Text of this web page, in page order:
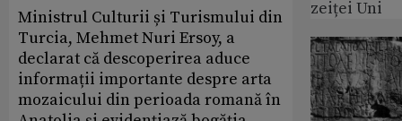
Ministrul Culturii și Turismului din
Turcia, Mehmet Nuri Ersoy, a
declarat că descoperirea aduce
informații importante despre arta
mozaicului din perioada romană în
zeiței Uni